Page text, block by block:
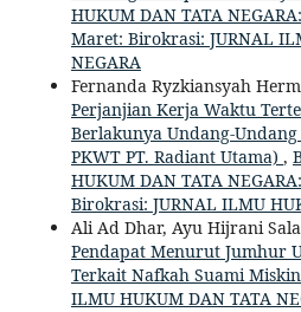
HUKUM DAN TATA
Maret: Birokrasi: JURNAL
NEGARA
Fernanda Ryzkiansyah
Perjanjian Kerja Waktu
Berlakunya Undang-
PKWT PT. Radiant Utama) ,
HUKUM DAN TATA
Birokrasi: JURNAL ILMU
Ali Ad Dhar, Ayu Hijrani
Pendapat Menurut Jumhur
Terkait Nafkah Suami Miskin
ILMU HUKUM DAN TATA